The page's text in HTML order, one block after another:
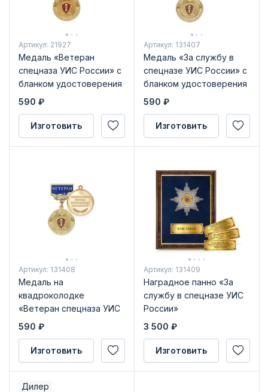
Артикул: 21927
Медаль «Ветеран
спецназа УИС России» с
бланком удостоверения
590 ₽
Изготовить
Артикул: 131407
Медаль «За службу в
спецназе УИС России» с
бланком удостоверения
590 ₽
Изготовить
Артикул: 131408
Медаль на
квадроколодке
«Ветеран спецназа УИС
России» с бланком
590 ₽
Изготовить
Артикул: 131409
Наградное панно «За
службу в спецназе УИС
России»
3 500 ₽
Изготовить
Дилер